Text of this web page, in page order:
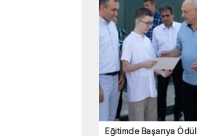
Eğitimde Başarıya Ödül